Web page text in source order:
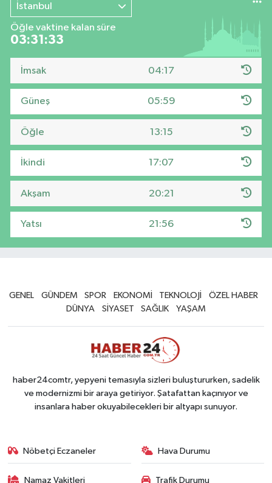
İstanbul
Öğle vaktine kalan süre
03:31:33
İmsak 04:17
Güneş 05:59
Öğle 13:15
İkindi 17:07
Akşam 20:21
Yatsı 21:56
GENEL GÜNDEM SPOR EKONOMİ TEKNOLOJİ
ÖZEL HABER
DÜNYA
SİYASET SAĞLIK YAŞAM
haber24comtr, yepyeni temasıyla sizleri buluştururken, sadelik
ve modernizmi bir araya getiriyor. Şatafattan kaçınıyor ve
insanlara haber okuyabilecekleri bir altyapı sunuyor.
Nöbetçi Eczaneler Hava Durumu
Namaz Vakitleri Trafik Durumu